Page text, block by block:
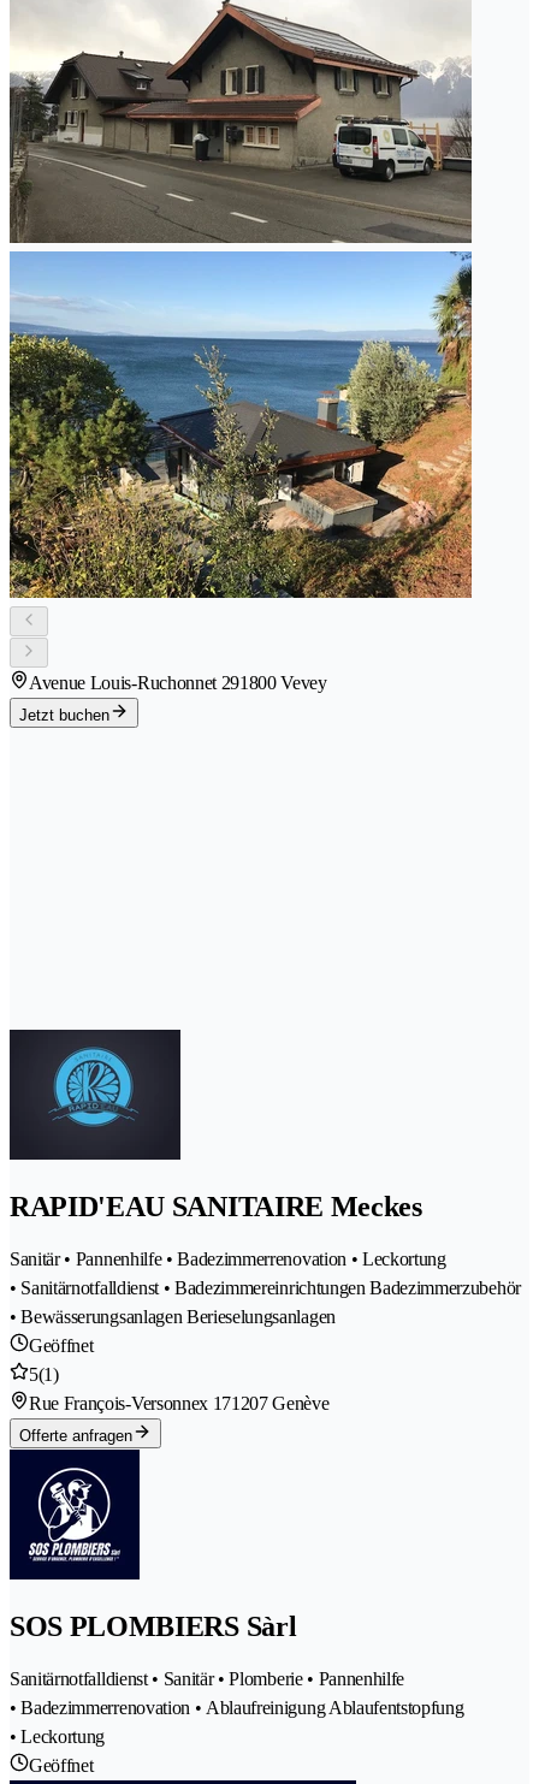
Avenue Louis-Ruchonnet 291800 Vevey
Jetzt buchen
RAPID'EAU SANITAIRE Meckes
Sanitär • Pannenhilfe • Badezimmerrenovation • Leckortung
• Sanitärnotfalldienst • Badezimmereinrichtungen Badezimmerzubehör
• Bewässerungsanlagen Berieselungsanlagen
Geöffnet
5(1)
Rue François-Versonnex 171207 Genève
Offerte anfragen
SOS PLOMBIERS Sàrl
Sanitärnotfalldienst • Sanitär • Plomberie • Pannenhilfe
• Badezimmerrenovation • Ablaufreinigung Ablaufentstopfung
• Leckortung
Geöffnet